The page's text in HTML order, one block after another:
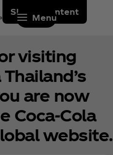
Skip to content
Menu
visiting
Thailand’s
are now
Coca‑Cola
website.